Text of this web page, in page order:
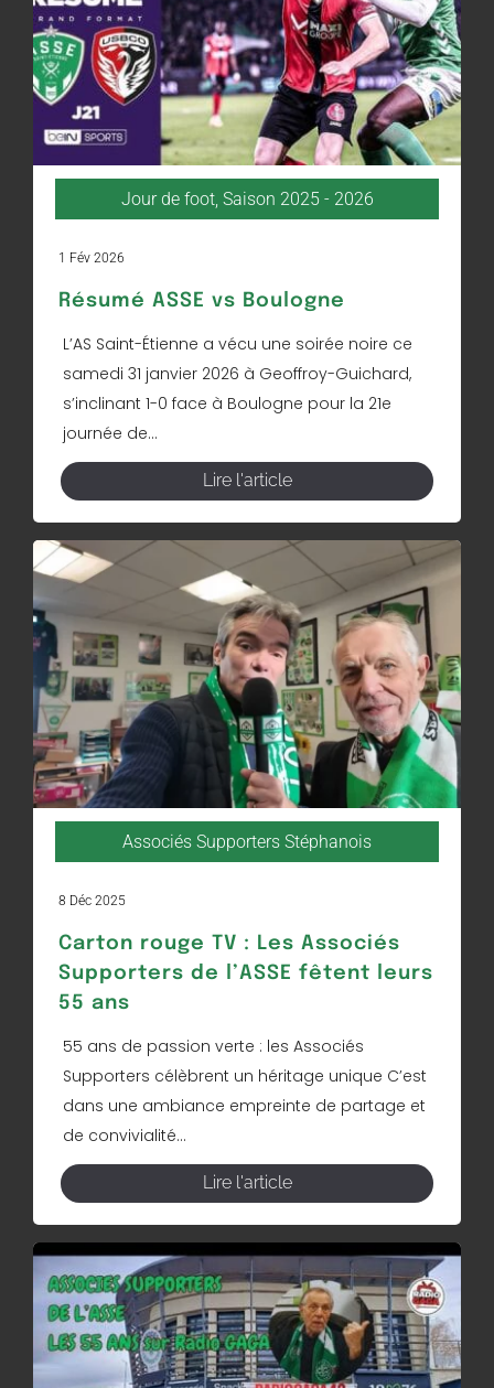
Jour de foot, Saison 2025 - 2026
1 Fév 2026
Résumé ASSE vs Boulogne
L’AS Saint-Étienne a vécu une soirée noire ce
samedi 31 janvier 2026 à Geoffroy-Guichard,
s’inclinant 1-0 face à Boulogne pour la 21e
journée de...
Lire l'article
Associés Supporters Stéphanois
8 Déc 2025
Carton rouge TV : Les Associés
Supporters de l’ASSE fêtent leurs
55 ans
55 ans de passion verte : les Associés
Supporters célèbrent un héritage unique C’est
dans une ambiance empreinte de partage et
de convivialité...
Lire l'article